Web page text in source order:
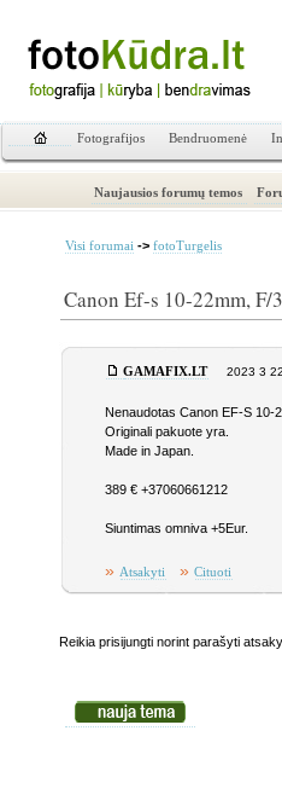
Fotografijos Bendruomenė
Naujausios forumų temos
Visi forumai -> fotoTurgelis
Canon Ef-s 10-22mm, F/
GAMAFIX.LT 2023 3
Nenaudotas Canon EF-S 10-
Originali pakuote yra.
Made in Japan.
389 € +37060661212
Siuntimas omniva +5Eur.
» Atsakyti » Cituoti
Reikia prisijungti norint parašyti